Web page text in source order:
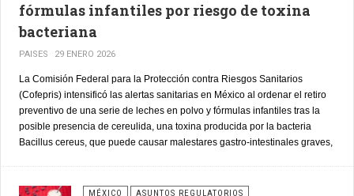
fórmulas infantiles por riesgo de toxina
bacteriana
PAISES 29 ENERO 2026
La Comisión Federal para la Protección contra Riesgos Sanitarios
(Cofepris) intensificó las alertas sanitarias en México al ordenar el retiro
preventivo de una serie de leches en polvo y fórmulas infantiles tras la
posible presencia de cereulida, una toxina producida por la bacteria
Bacillus cereus, que puede causar malestares gastro-intestinales graves,
MÉXICO
ASUNTOS REGULATORIOS